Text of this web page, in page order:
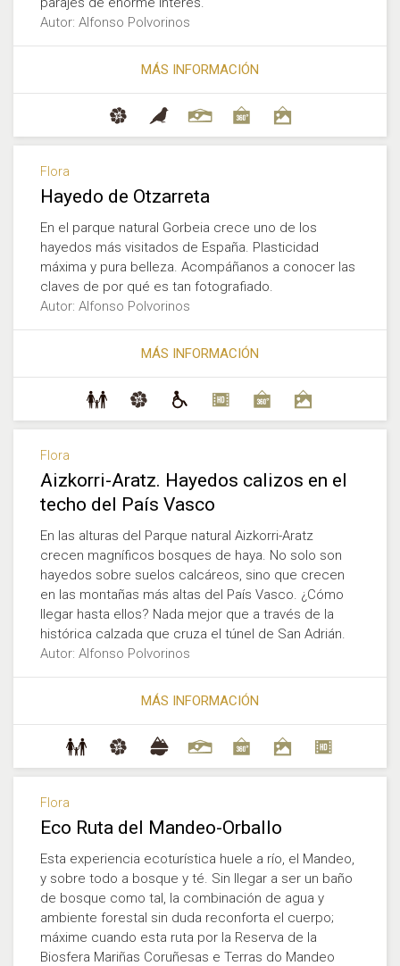
Autor: Alfonso Polvorinos
MÁS INFORMACIÓN
Flora
Hayedo de Otzarreta
En el parque natural Gorbeia crece uno de los
hayedos más visitados de España. Plasticidad
máxima y pura belleza. Acompáñanos a conocer las
claves de por qué es tan fotografiado.
Autor: Alfonso Polvorinos
MÁS INFORMACIÓN
Flora
Aizkorri-Aratz. Hayedos calizos en el
techo del País Vasco
En las alturas del Parque natural Aizkorri-Aratz
crecen magníficos bosques de haya. No solo son
hayedos sobre suelos calcáreos, sino que crecen
en las montañas más altas del País Vasco. ¿Cómo
llegar hasta ellos? Nada mejor que a través de la
histórica calzada que cruza el túnel de San Adrián.
Autor: Alfonso Polvorinos
MÁS INFORMACIÓN
Flora
Eco Ruta del Mandeo-Orballo
Esta experiencia ecoturística huele a río, el Mandeo,
y sobre todo a bosque y té. Sin llegar a ser un baño
de bosque como tal, la combinación de agua y
ambiente forestal sin duda reconforta el cuerpo;
máxime cuando esta ruta por la Reserva de la
Biosfera Mariñas Coruñesas e Terras do Mandeo